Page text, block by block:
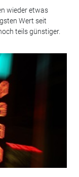
wieder etwas
Wert seit
teils günstiger.